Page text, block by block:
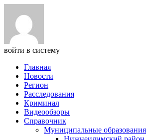
войти в систему
Главная
Новости
Регион
Расследования
Криминал
Видеообзоры
Справочник
Муниципальные образования